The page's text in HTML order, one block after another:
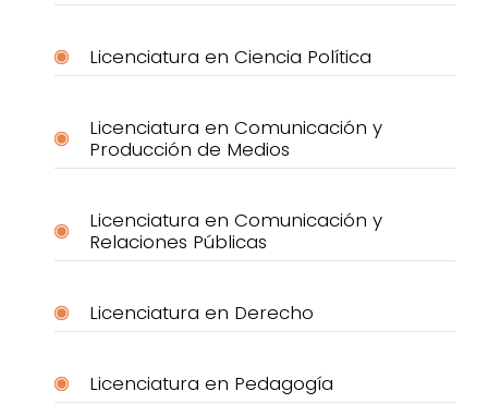
Licenciatura en Ciencia Política
Licenciatura en Comunicación y
Producción de Medios
Licenciatura en Comunicación y
Relaciones Públicas
Licenciatura en Derecho
Licenciatura en Pedagogía